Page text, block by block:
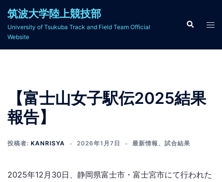
筑波大学陸上競技部
University of Tsukuba Track and Field Team Official
Website
検
索
ト
ル
ー
【富士山女子駅伝2025結果
報告】
投稿者: KANRISYA 2026年1月7日 最新情報 、 試合結果
2025年12月30日、静岡県富士市・富士宮市にて行われた